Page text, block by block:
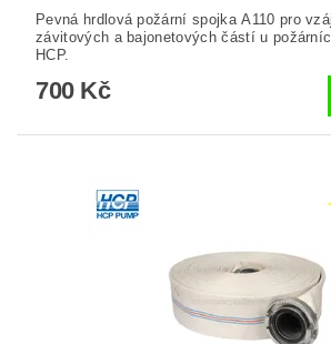
Pevná hrdlová požární spojka A110 pro
závitových a bajonetových částí u
HCP.
700 Kč